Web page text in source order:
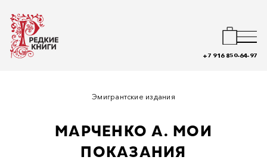
+7 916 850-64-97
Эмигрантские издания
МАРЧЕНКО А. МОИ
ПОКАЗАНИЯ